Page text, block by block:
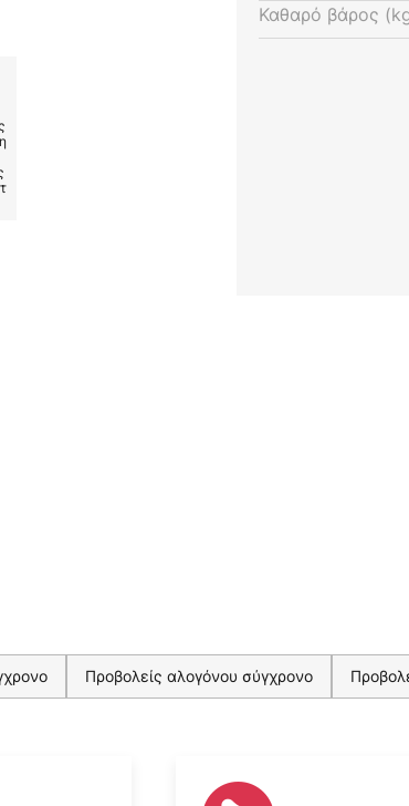
φωτισμού.
οποία
σαλονιών ή
5 cm)
Καθαρό βάρος
Προβολείς αλογόνου σύγχρονο